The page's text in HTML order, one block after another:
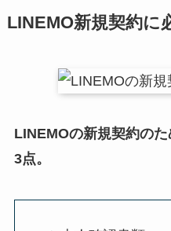
LINEMO新規契約に
LINEMOの新規契約のた
3点。